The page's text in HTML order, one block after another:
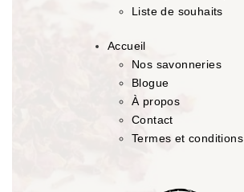
Liste de souhaits
Accueil
Nos savonneries
Blogue
À propos
Contact
Termes et conditions